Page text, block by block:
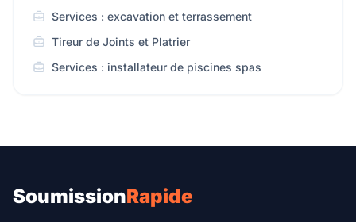
Services : excavation et terrassement
Tireur de Joints et Platrier
Services : installateur de piscines spas
SoumissionRapide